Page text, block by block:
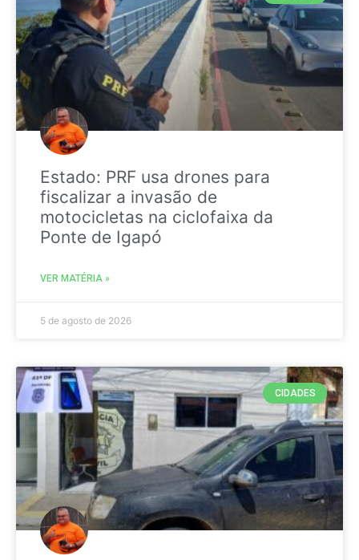
Estado: PRF usa drones para
fiscalizar a invasão de
motocicletas na ciclofaixa da
Ponte de Igapó
VER MATÉRIA »
5 de agosto de 2026
CIDADES